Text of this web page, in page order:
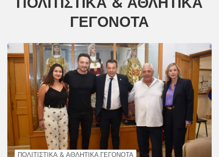
ΓΕΓΟΝΌΤΑ
ΠΟΛΙΤΙΣΤΙΚΆ & ΑΘΛΗΤΙΚΆ ΓΕΓΟΝΌΤΑ